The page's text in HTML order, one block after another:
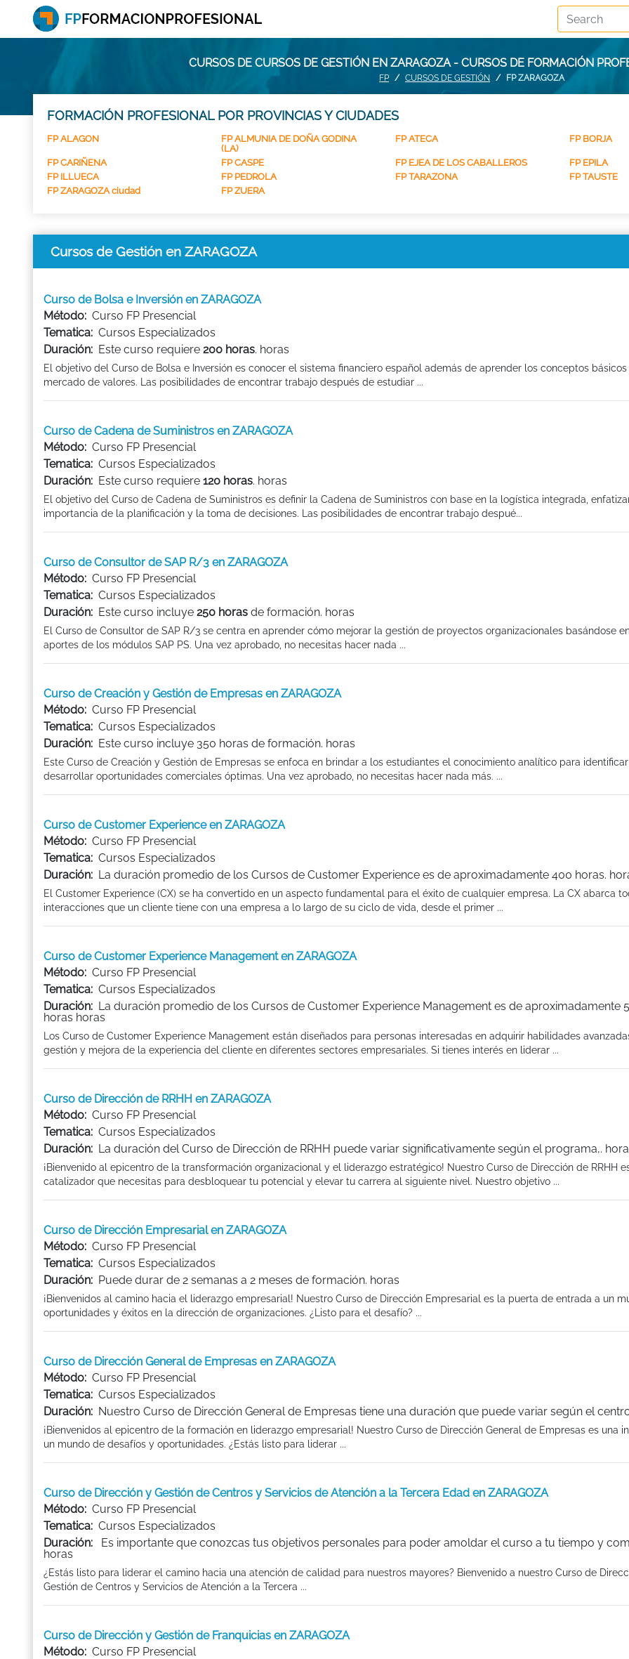
CURSOS DE CURSOS DE GESTIÓN EN ZARAGOZA - CURSOS DE FORMACIÓN
FP CURSOS DE GESTIÓN FP ZARAGOZA
FORMACIÓN PROFESIONAL POR PROVINCIAS Y CIUDADES
FP ALAGON
FP ALMUNIA DE DOÑA GODINA
(LA)
FP ATECA FP BORJA
FP CARIÑENA FP CASPE FP EJEA DE LOS CABALLEROS FP EPILA
FP ILLUECA
FP PEDROLA FP TARAZONA FP TAUSTE
FP ZARAGOZA ciudad
FP ZUERA
Cursos de Gestión en ZARAGOZA
Curso de Bolsa e Inversión en ZARAGOZA
Método: Curso FP Presencial
Tematica: Cursos Especializados
Duración: Este curso requiere 200 horas. horas
El objetivo del Curso de Bolsa e Inversión es conocer el sistema financiero español además de aprender los conceptos básicos
mercado de valores. Las posibilidades de encontrar trabajo después de estudiar ...
Curso de Cadena de Suministros en ZARAGOZA
Método: Curso FP Presencial
Tematica: Cursos Especializados
Duración: Este curso requiere 120 horas. horas
El objetivo del Curso de Cadena de Suministros es definir la Cadena de Suministros con base en la logística integrada,
importancia de la planificación y la toma de decisiones. Las posibilidades de encontrar trabajo despué...
Curso de Consultor de SAP R/3 en ZARAGOZA
Método: Curso FP Presencial
Tematica: Cursos Especializados
Duración: Este curso incluye 250 horas de formación. horas
El Curso de Consultor de SAP R/3 se centra en aprender cómo mejorar la gestión de proyectos organizacionales basándose
aportes de los módulos SAP PS. Una vez aprobado, no necesitas hacer nada ...
Curso de Creación y Gestión de Empresas en ZARAGOZA
Método: Curso FP Presencial
Tematica: Cursos Especializados
Duración: Este curso incluye 350 horas de formación. horas
Este Curso de Creación y Gestión de Empresas se enfoca en brindar a los estudiantes el conocimiento analítico para
desarrollar oportunidades comerciales óptimas. Una vez aprobado, no necesitas hacer nada más. ...
Curso de Customer Experience en ZARAGOZA
Método: Curso FP Presencial
Tematica: Cursos Especializados
Duración: La duración promedio de los Cursos de Customer Experience es de aproximadamente 400 horas.
El Customer Experience (CX) se ha convertido en un aspecto fundamental para el éxito de cualquier empresa. La CX abarca
interacciones que un cliente tiene con una empresa a lo largo de su ciclo de vida, desde el primer ...
Curso de Customer Experience Management en ZARAGOZA
Método: Curso FP Presencial
Tematica: Cursos Especializados
Duración: La duración promedio de los Cursos de Customer Experience Management es de aproximadamente
horas horas
Los Curso de Customer Experience Management están diseñados para personas interesadas en adquirir habilidades
gestión y mejora de la experiencia del cliente en diferentes sectores empresariales. Si tienes interés en liderar ...
Curso de Dirección de RRHH en ZARAGOZA
Método: Curso FP Presencial
Tematica: Cursos Especializados
Duración: La duración del Curso de Dirección de RRHH puede variar significativamente según el programa,.
¡Bienvenido al epicentro de la transformación organizacional y el liderazgo estratégico! Nuestro Curso de Dirección de RRHH
catalizador que necesitas para desbloquear tu potencial y elevar tu carrera al siguiente nivel. Nuestro objetivo ...
Curso de Dirección Empresarial en ZARAGOZA
Método: Curso FP Presencial
Tematica: Cursos Especializados
Duración: Puede durar de 2 semanas a 2 meses de formación. horas
¡Bienvenidos al camino hacia el liderazgo empresarial! Nuestro Curso de Dirección Empresarial es la puerta de entrada a un
oportunidades y éxitos en la dirección de organizaciones. ¿Listo para el desafío? ...
Curso de Dirección General de Empresas en ZARAGOZA
Método: Curso FP Presencial
Tematica: Cursos Especializados
Duración: Nuestro Curso de Dirección General de Empresas tiene una duración que puede variar según el
¡Bienvenidos al epicentro de la formación en liderazgo empresarial! Nuestro Curso de Dirección General de Empresas es una
un mundo de desafíos y oportunidades. ¿Estás listo para liderar ...
Curso de Dirección y Gestión de Centros y Servicios de Atención a la Tercera Edad en ZARAGOZA
Método: Curso FP Presencial
Tematica: Cursos Especializados
Duración:
Es importante que conozcas tus objetivos personales para poder amoldar el curso a tu tiempo y
horas
¿Estás listo para liderar el camino hacia una atención de calidad para nuestros mayores? Bienvenido a nuestro Curso de
Gestión de Centros y Servicios de Atención a la Tercera ...
Curso de Dirección y Gestión de Franquicias en ZARAGOZA
Método: Curso FP Presencial